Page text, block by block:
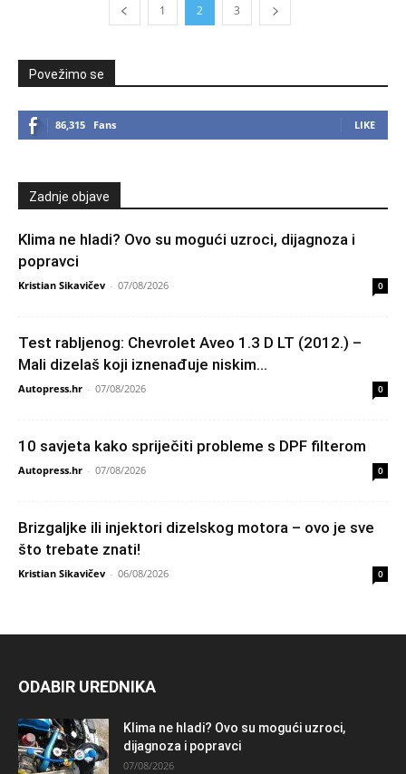
1 2 3
Povežimo se
86,315 Fans LIKE
Zadnje objave
Klima ne hladi? Ovo su mogući uzroci, dijagnoza i
popravci
Kristian Sikavičev - 07/08/2026 0
Test rabljenog: Chevrolet Aveo 1.3 D LT (2012.) –
Mali dizelaš koji iznenađuje niskim...
Autopress.hr - 07/08/2026 0
10 savjeta kako spriječiti probleme s DPF filterom
Autopress.hr - 07/08/2026 0
Brizgaljke ili injektori dizelskog motora – ovo je sve
što trebate znati!
Kristian Sikavičev - 06/08/2026 0
ODABIR UREDNIKA
Klima ne hladi? Ovo su mogući uzroci,
dijagnoza i popravci
07/08/2026